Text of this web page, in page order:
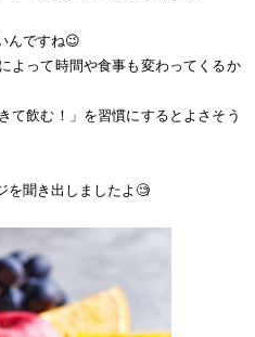
んですね😉
よって時間や食事も変わってくるか
て飲む！」を習慣にするとよさそう
を聞き出しましたよ🧐